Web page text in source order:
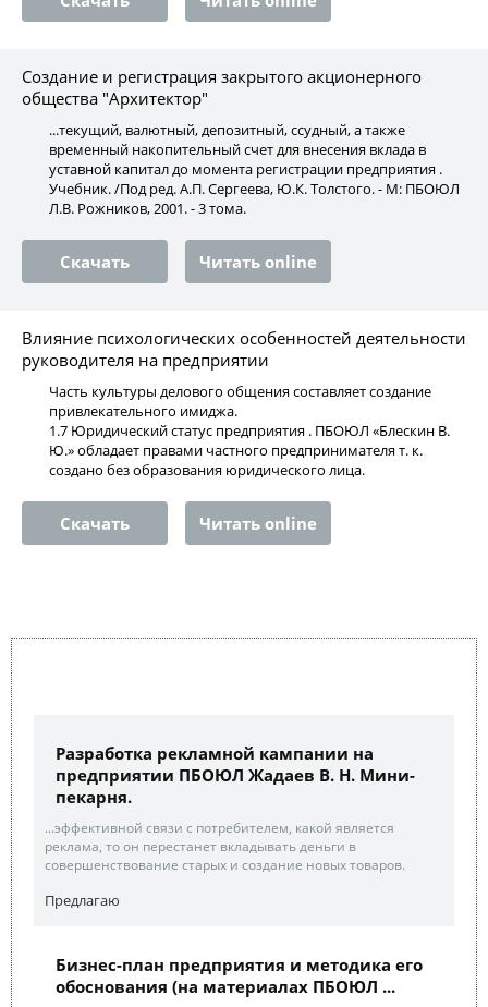
Создание и регистрация закрытого акционерного
общества "Архитектор"
...текущий, валютный, депозитный, ссудный, а также
временный накопительный счет для внесения вклада в
уставной капитал до момента регистрации предприятия .
Учебник. /Под ред. А.П. Сергеева, Ю.К. Толстого. - М: ПБОЮЛ
Л.В. Рожников, 2001. - 3 тома.
Скачать Читать online
Влияние психологических особенностей деятельности
руководителя на предприятии
Часть культуры делового общения составляет создание
привлекательного имиджа.
1.7 Юридический статус предприятия . ПБОЮЛ «Блескин В.
Ю.» обладает правами частного предпринимателя т. к.
создано без образования юридического лица.
Скачать Читать online
Разработка рекламной кампании на
предприятии ПБОЮЛ Жадаев В. Н. Мини-
пекарня.
...эффективной связи с потребителем, какой является
реклама, то он перестанет вкладывать деньги в
совершенствование старых и создание новых товаров.
Предлагаю
Бизнес-план предприятия и методика его
обоснования (на материалах ПБОЮЛ ...